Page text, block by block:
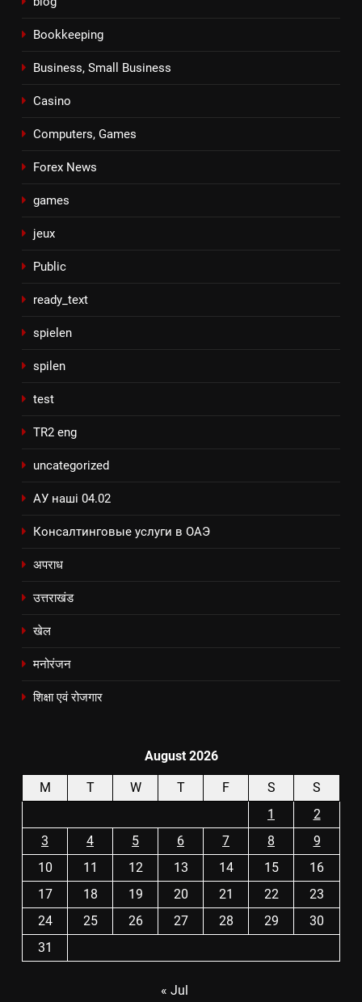
Bookkeeping
Business, Small Business
Casino
Computers, Games
Forex News
games
jeux
Public
ready_text
spielen
spilen
test
TR2 eng
uncategorized
АУ наші 04.02
Консалтинговые услуги в ОАЭ
अपराध
उत्तराखंड
खेल
मनोरंजन
शिक्षा एवं रोजगार
August 2026
M T W T F S
S
1
2
3
4 5 6 7 8
9
10
11 12 13 14 15
16
17
18 19 20 21 22
23
24
25 26 27 28 29
30
31
« Jul